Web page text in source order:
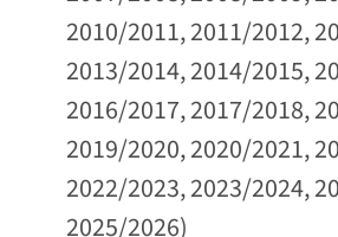
2010/2011, 2011/2012,
2013/2014, 2014/2015,
2016/2017, 2017/2018,
2019/2020, 2020/2021,
2022/2023, 2023/2024,
2025/2026)